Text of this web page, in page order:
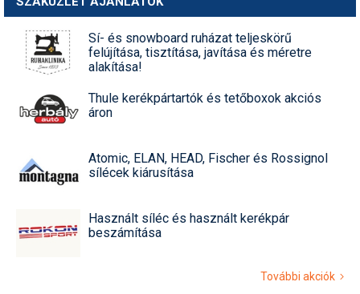
Sí- és snowboard ruházat teljeskörű
felújítása, tisztítása, javítása és méretre
alakítása!
Thule kerékpártartók és tetőboxok akciós
áron
Atomic, ELAN, HEAD, Fischer és Rossignol
sílécek kiárusítása
Használt síléc és használt kerékpár
beszámítása
További akciók